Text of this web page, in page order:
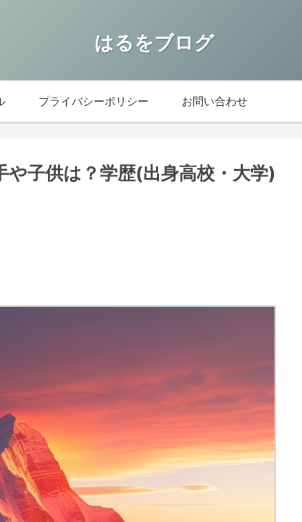
はるをブログ
プライバシーポリシー お問い合わせ
子供は？学歴(出身高校・大学)